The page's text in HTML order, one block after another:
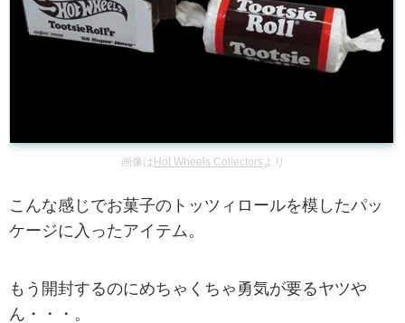
画像は Hot Wheels Collectors より
こんな感じでお菓子のトッツィロールを模したパッ
ケージに入ったアイテム。
もう開封するのにめちゃくちゃ勇気が要るヤツや
ん・・・。